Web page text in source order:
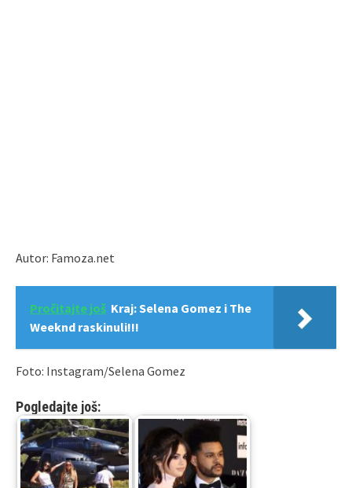
Autor: Famoza.net
Pročitajte još Kraj: Selena Gomez i The
Weeknd raskinuli!!!
Foto: Instagram/Selena Gomez
Pogledajte još: